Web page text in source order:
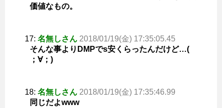
価値なもの。
17: 名無しさん 2018/01/19(金) 17:35:05.45
そんな事よりDMPでs安くらったんだけど…(
；∀；)
18: 名無しさん 2018/01/19(金) 17:35:46.99
同じだよwww